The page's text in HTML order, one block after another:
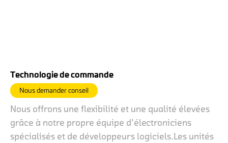
Technologie de commande
Nous demander conseil
Nous offrons une flexibilité et une qualité élevées
grâce à notre propre équipe d’électroniciens
spécialisés et de développeurs logiciels.Les unités